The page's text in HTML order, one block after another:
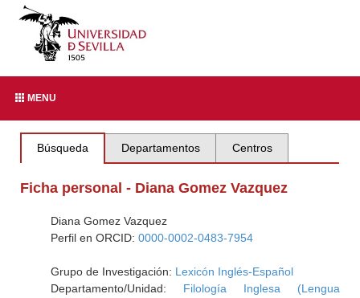
MENU
Búsqueda Departamentos Centros
Ficha personal - Diana Gomez Vazquez
Diana Gomez Vazquez
Perfil en ORCID: 0000-0002-0483-7954
Grupo de Investigación: Lexicón Inglés-Español
Departamento/Unidad: Filología Inglesa (Lengua